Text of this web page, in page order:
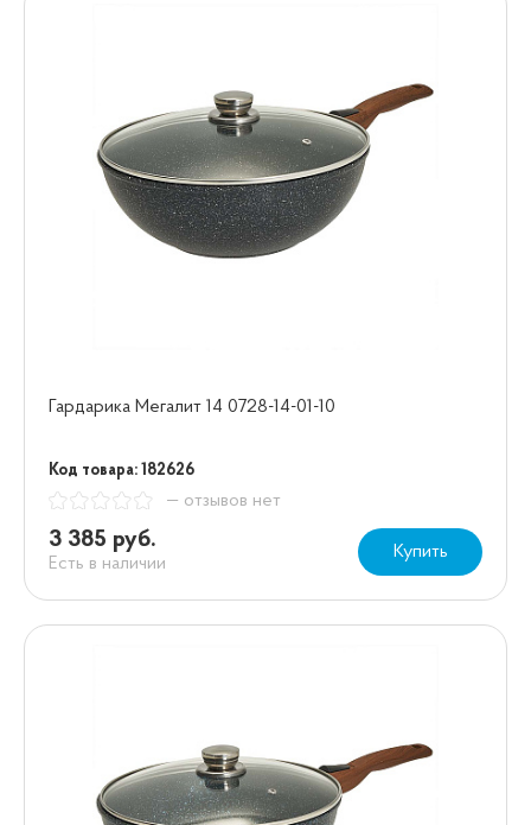
Гардарика Мегалит 14 0728-14-01-10
Код товара: 182626
— отзывов нет
3 385 руб.
Есть в наличии
Купить